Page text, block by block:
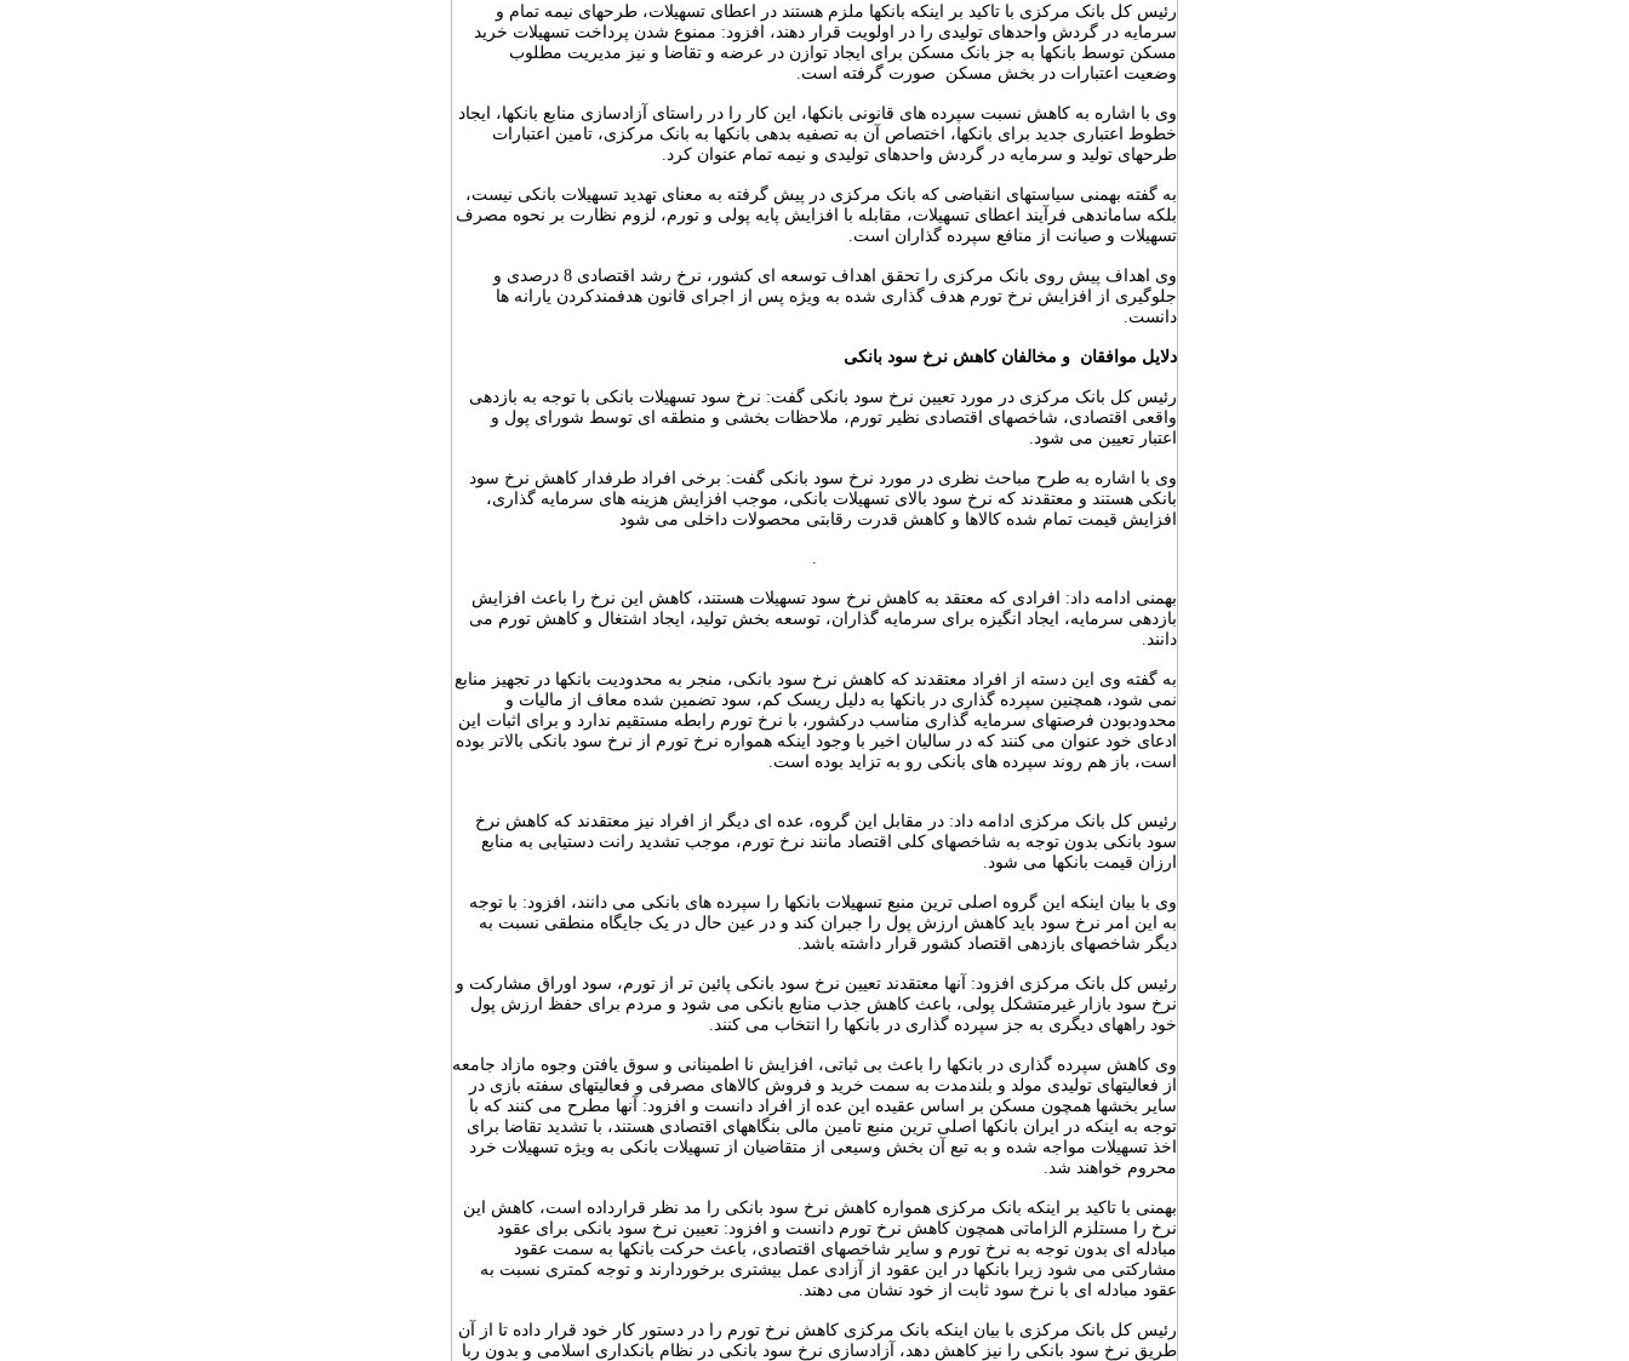
رئیس کل بانک مرکزی با تاکید بر اینکه بانکها ملزم هستند در اعطای تسهیلات، طرحهای نیمه تمام و
سرمایه در گردش واحدهای تولیدی را در اولویت قرار دهند، افزود: ممنوع شدن پرداخت تسهیلات خرید
مسکن توسط بانکها به جز بانک مسکن برای ایجاد توازن در عرضه و تقاضا و نیز مدیریت مطلوب
وضعیت اعتبارات در بخش مسکن صورت گرفته است.
وی با اشاره به کاهش نسبت سپرده های قانونی بانکها، این کار را در راستای آزادسازی منابع بانکها، ایجاد
خطوط اعتباری جدید برای بانکها، اختصاص آن به تصفیه بدهی بانکها به بانک مرکزی، تامین اعتبارات
طرحهای تولید و سرمایه در گردش واحدهای تولیدی و نیمه تمام عنوان کرد.
به گفته بهمنی سیاستهای انقباضی که بانک مرکزی در پیش گرفته به معنای تهدید تسهیلات بانکی نیست،
بلکه ساماندهی فرآیند اعطای تسهیلات، مقابله با افزایش پایه پولی و تورم، لزوم نظارت بر نحوه مصرف
تسهیلات و صیانت از منافع سپرده گذاران است.
وی اهداف پیش روی بانک مرکزی را تحقق اهداف توسعه ای کشور، نرخ رشد اقتصادی 8 درصدی و
جلوگیری از افزایش نرخ تورم هدف گذاری شده به ویژه پس از اجرای قانون هدفمندکردن یارانه ها
دانست.
دلایل موافقان و مخالفان کاهش نرخ سود بانکی
رئیس کل بانک مرکزی در مورد تعیین نرخ سود بانکی گفت: نرخ سود تسهیلات بانکی با توجه به بازدهی
واقعی اقتصادی، شاخصهای اقتصادی نظیر تورم، ملاحظات بخشی و منطقه ای توسط شورای پول و
اعتبار تعیین می شود.
وی با اشاره به طرح مباحث نظری در مورد نرخ سود بانکی گفت: برخی افراد طرفدار کاهش نرخ سود
بانکی هستند و معتقدند که نرخ سود بالای تسهیلات بانکی، موجب افزایش هزینه های سرمایه گذاری،
افزایش قیمت تمام شده کالاها و کاهش قدرت رقابتی محصولات داخلی می شود
.
بهمنی ادامه داد: افرادی که معتقد به کاهش نرخ سود تسهیلات هستند، کاهش این نرخ را باعث افزایش
بازدهی سرمایه، ایجاد انگیزه برای سرمایه گذاران، توسعه بخش تولید، ایجاد اشتغال و کاهش تورم می
دانند.
به گفته وی این دسته از افراد معتقدند که کاهش نرخ سود بانکی، منجر به محدودیت بانکها در تجهیز منابع
نمی شود، همچنین سپرده گذاری در بانکها به دلیل ریسک کم، سود تضمین شده معاف از مالیات و
محدودبودن فرصتهای سرمایه گذاری مناسب درکشور، با نرخ تورم رابطه مستقیم ندارد و برای اثبات این
ادعای خود عنوان می کنند که در سالیان اخیر با وجود اینکه همواره نرخ تورم از نرخ سود بانکی بالاتر بوده
است، باز هم روند سپرده های بانکی رو به تزاید بوده است.
رئیس کل بانک مرکزی ادامه داد: در مقابل این گروه، عده ای دیگر از افراد نیز معتقدند که کاهش نرخ
سود بانکی بدون توجه به شاخصهای کلی اقتصاد مانند نرخ تورم، موجب تشدید رانت دستیابی به منابع
ارزان قیمت بانکها می شود.
وی با بیان اینکه این گروه اصلی ترین منبع تسهیلات بانکها را سپرده های بانکی می دانند، افزود: با توجه
به این امر نرخ سود باید کاهش ارزش پول را جبران کند و در عین حال در یک جایگاه منطقی نسبت به
دیگر شاخصهای بازدهی اقتصاد کشور قرار داشته باشد.
رئیس کل بانک مرکزی افزود: آنها معتقدند تعیین نرخ سود بانکی پائین تر از تورم، سود اوراق مشارکت و
نرخ سود بازار غیرمتشکل پولی، باعث کاهش جذب منابع بانکی می شود و مردم برای حفظ ارزش پول
خود راههای دیگری به جز سپرده گذاری در بانکها را انتخاب می کنند.
وی کاهش سپرده گذاری در بانکها را باعث بی ثباتی، افزایش نا اطمینانی و سوق یافتن وجوه مازاد جامعه
از فعالیتهای تولیدی مولد و بلندمدت به سمت خرید و فروش کالاهای مصرفی و فعالیتهای سفته بازی در
سایر بخشها همچون مسکن بر اساس عقیده این عده از افراد دانست و افزود: آنها مطرح می کنند که با
توجه به اینکه در ایران بانکها اصلی ترین منبع تامین مالی بنگاههای اقتصادی هستند، با تشدید تقاضا برای
اخذ تسهیلات مواجه شده و به تبع آن بخش وسیعی از متقاضیان از تسهیلات بانکی به ویژه تسهیلات خرد
محروم خواهند شد.
بهمنی با تاکید بر اینکه بانک مرکزی همواره کاهش نرخ سود بانکی را مد نظر قرارداده است، کاهش این
نرخ را مستلزم الزاماتی همچون کاهش نرخ تورم دانست و افزود: تعیین نرخ سود بانکی برای عقود
مبادله ای بدون توجه به نرخ تورم و سایر شاخصهای اقتصادی، باعث حرکت بانکها به سمت عقود
مشارکتی می شود زیرا بانکها در این عقود از آزادی عمل بیشتری برخوردارند و توجه کمتری نسبت به
عقود مبادله ای با نرخ سود ثابت از خود نشان می دهند.
رئیس کل بانک مرکزی با بیان اینکه بانک مرکزی کاهش نرخ تورم را در دستور کار خود قرار داده تا از آن
طریق نرخ سود بانکی را نیز کاهش دهد، آزادسازی نرخ سود بانکی در نظام بانکداری اسلامی و بدون ربا